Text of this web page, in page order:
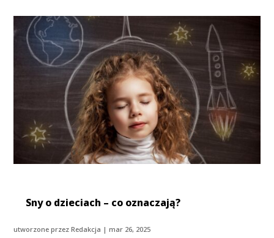
Sny o dzieciach – co oznaczają?
utworzone przezRedakcja |mar 26, 2025